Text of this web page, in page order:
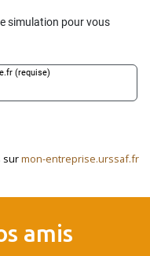
surmon-entreprise.urssaf.fr
amis